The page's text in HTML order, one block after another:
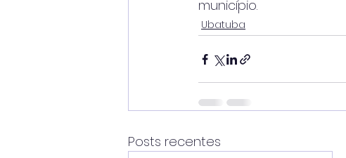
município.
Ubatuba
Posts recentes